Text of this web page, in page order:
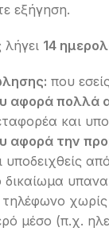
εξήγηση.
14
που
αφορά πολλά
και
αφορά την
μέσο (π.χ.